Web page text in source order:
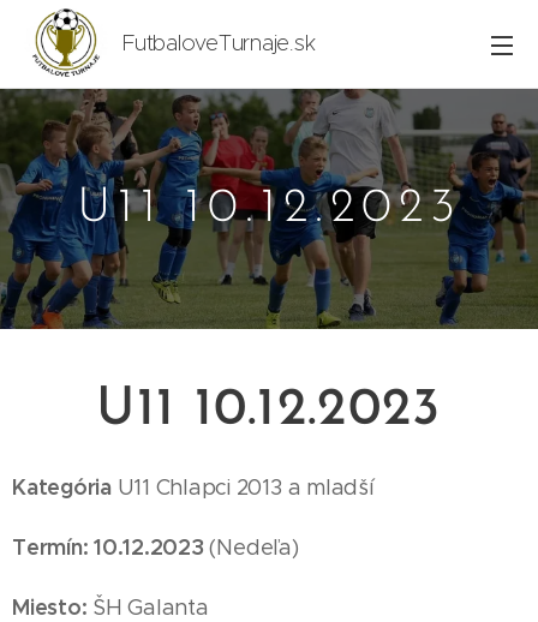
FutbaloveTurnaje.sk
U11 10.12.2023
U11 10.12.2023
Kategória U11 Chlapci 2013 a mladší
Termín: 10.12.2023 (Nedeľa)
Miesto: ŠH Galanta